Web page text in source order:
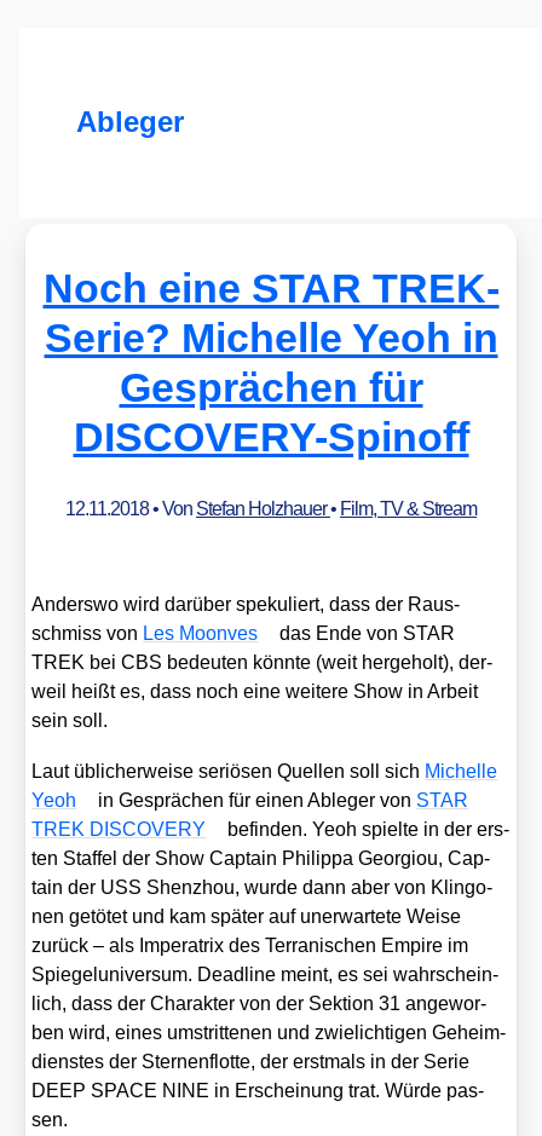
Ableger
Noch eine STAR TREK-
Serie? Michelle Yeoh in
Gesprächen für
DISCOVERY-Spinoff
12.11.2018• Von Stefan Holzhauer• Film, TV & Stream
Anders­wo wird dar­über spe­ku­liert, dass der Raus­
schmiss von Les Moon­ves
das Ende von STAR
TREK bei CBS bedeu­ten könn­te (weit her­ge­holt), der­
weil heißt es, dass noch eine wei­te­re Show in Arbeit
sein soll.
Laut übli­cher­wei­se seriö­sen Quel­len soll sich Michel­le
Yeoh
in Gesprä­chen für einen Able­ger von STAR
TREK DISCOVERY
befin­den. Yeoh spiel­te in der ers­
ten Staf­fel der Show Cap­tain Phil­ip­pa Geor­giou, Cap­
tain der USS Shen­zhou, wur­de dann aber von Klin­go­
nen getö­tet und kam spä­ter auf uner­war­te­te Wei­se
zurück – als Impe­ra­trix des Ter­ra­ni­schen Empire im
Spie­gel­uni­ver­sum. Dead­line meint, es sei wahr­schein­
lich, dass der Cha­rak­ter von der Sek­ti­on 31 ange­wor­
ben wird, eines umstrit­te­nen und zwie­lich­ti­gen Geheim­
diens­tes der Ster­nen­flot­te, der erst­mals in der Serie
DEEP SPACE NINE in Erschei­nung trat. Wür­de pas­
sen.